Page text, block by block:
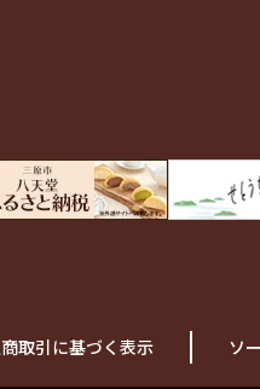
取引に基づく表示 ソ